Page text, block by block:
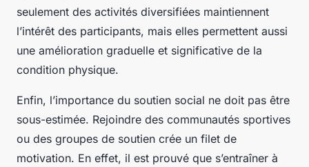
seulement des activités diversifiées maintiennent
l’intérêt des participants, mais elles permettent aussi
une amélioration graduelle et significative de la
condition physique.
Enfin, l’importance du soutien social ne doit pas être
sous-estimée. Rejoindre des communautés sportives
ou des groupes de soutien crée un filet de
motivation. En effet, il est prouvé que s’entraîner à